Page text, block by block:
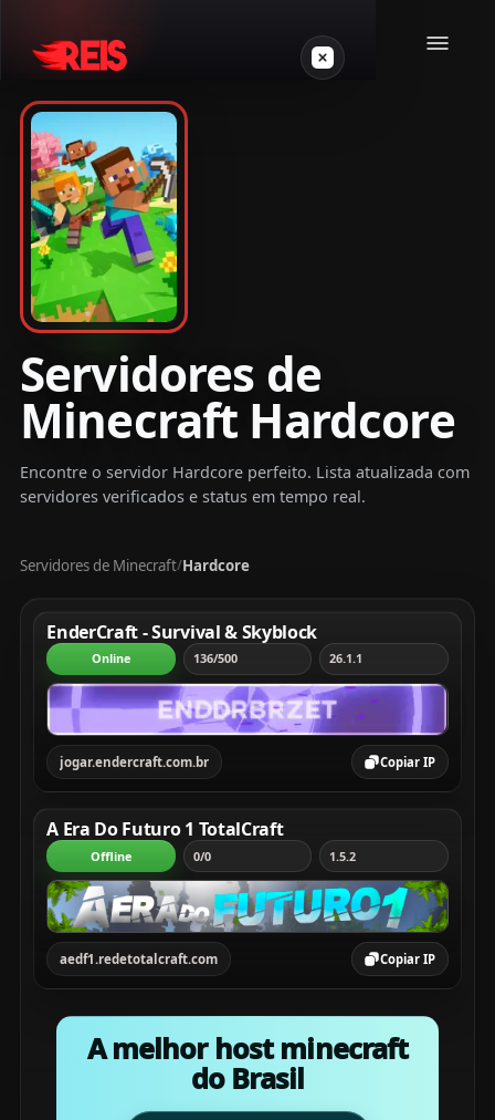
Minecraft
Outros jogos
VPS Gamer
Login
Crie seu servidor
Servidores de
Minecraft Hardcore
Encontre o servidor Hardcore perfeito. Lista atualizada com
servidores verificados e status em tempo real.
Servidores de Minecraft/Hardcore
Tabela com servidores Minecraft, mostrando rank,
jogar.endercraft.com.br Copiar IP
EnderCraft - Survival & Skyblock
Online 136/500 26.1.1
aedf1.redetotalcraft.com Copiar IP
A Era Do Futuro 1 TotalCraft
Offline 0/0 1.5.2
A melhor host minecraft
do Brasil